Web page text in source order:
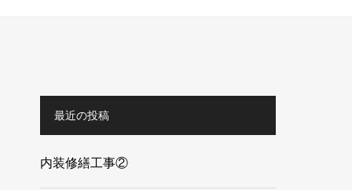
最近の投稿
内装修繕工事②